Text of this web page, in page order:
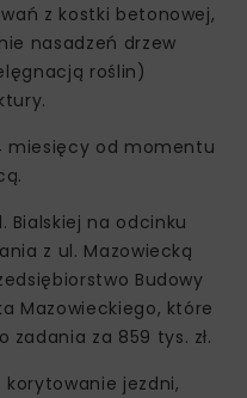
z kostki betonowej,
nasadzeń drzew
roślin)
miesięcy od momentu
Bialskiej na odcinku
z ul. Mazowiecką
Budowy
Mazowieckiego, które
zadania za 859 tys. zł.
jezdni,